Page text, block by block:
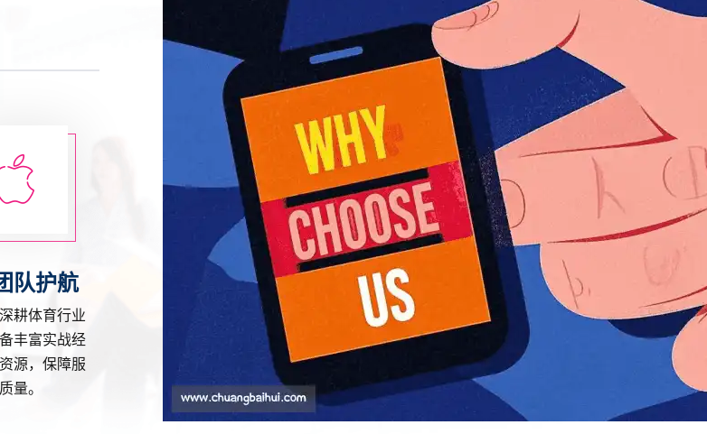
队护航
耕体育行业
丰富实战经
源，保障服
量。